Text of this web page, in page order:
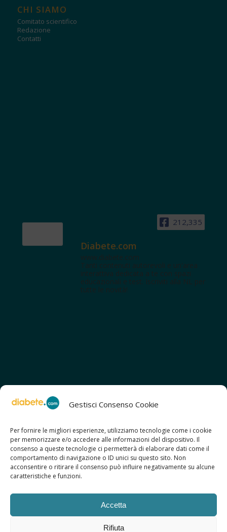
Gestisci Consenso Cookie
Per fornire le migliori esperienze, utilizziamo tecnologie come i cookie
per memorizzare e/o accedere alle informazioni del dispositivo. Il
consenso a queste tecnologie ci permetterà di elaborare dati come il
comportamento di navigazione o ID unici su questo sito. Non
acconsentire o ritirare il consenso può influire negativamente su alcune
caratteristiche e funzioni.
Accetta
Rifiuta
CHI SIAMO
Comitato scientifico
Redazione
Contatti
212,335
Diabete.com
www.diabete.com
Tanti contenuti autorevoli e un'area
interattiva dedicata a te con spazi
educazionali e test. Iscriviti alla NL per
tutte le novità!
SCOPRI ANCHE:
> ilmiodiabete.com
> casadiabete.it
> digitaldiabetes.srl
> obesitalia.com